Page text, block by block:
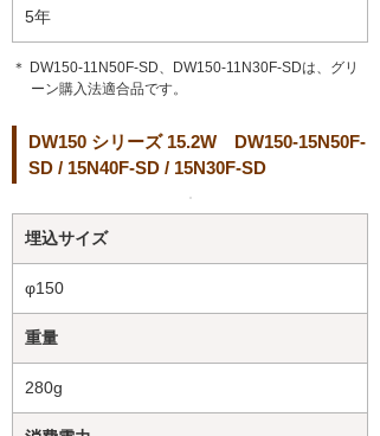
5年
＊ DW150-11N50F-SD、DW150-11N30F-SDは、グリ
ーン購入法適合品です。
DW150 シリーズ 15.2W DW150-15N50F-
SD / 15N40F-SD / 15N30F-SD
埋込サイズ
φ150
重量
280g